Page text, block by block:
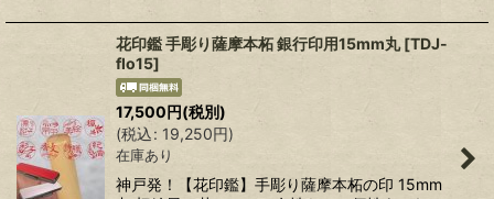
花印鑑 手彫り薩摩本柘 銀行印用15mm丸 [TDJ-
flo15]
17,500円(税別)
(税込: 19,250円)
在庫あり
神戸発！【花印鑑】手彫り薩摩本柘の印 15mm